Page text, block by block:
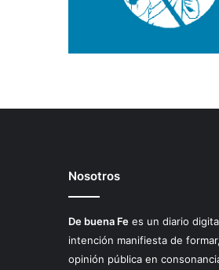
Nosotros
De buena Fe es un diario
intención manifiesta de
opinión pública en